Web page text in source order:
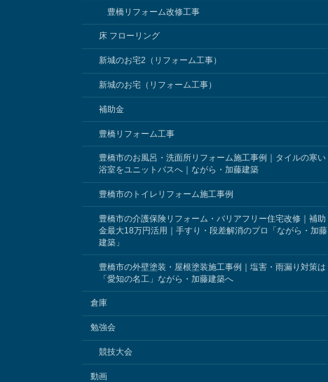
豊橋リフォーム改修工事
床 フローリング
新城のお宅2（リフォーム工事）
新城のお宅（リフォーム工事）
補助金
豊橋リフォーム工事
豊橋市のお風呂・洗面所リフォーム施工事例｜タイルの寒い
浴室をユニットバスへ｜ながら・加藤建築
豊橋市のトイレリフォーム施工事例
豊橋市の介護保険リフォーム・バリアフリー住宅改修｜補助
金最大18万円活用｜手すり・段差解消のプロ「ながら・加藤
建築」
豊橋市の外壁塗装・屋根塗装施工事例｜塩害・雨漏り対策は
「愛知の名工」ながら・加藤建築へ
倉庫
勉強会
競技大会
動画